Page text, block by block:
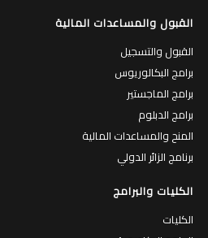
القبول والمساعدات المالية
القبول والتسجيل
برامج البكالوريوس
برامج الماجستير
برامج الدبلوم
المنح والمساعدات المالية
برنامج الزائر الدولي
الكليات والبرامج
الكليات